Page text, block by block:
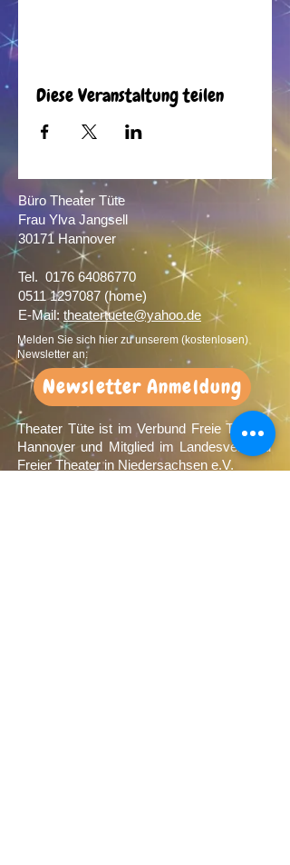
Diese Veranstaltung teilen
Büro Theater Tüte
Frau Ylva Jangsell
30171 Hannover​
Tel. 0176 64086770
0511 1297087 (home)
E-Mail: theatertuete@yahoo.de
Melden Sie sich hier zu unserem (kostenlosen)
Newsletter an:
Newsletter Anmeldung
Theater Tüte ist im Verbund Freie Theater
Hannover und Mitglied im Landesverband
Freier Theater in Niedersachsen e.V.